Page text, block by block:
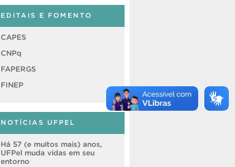
EDITAIS E FOMENTO
CAPES
CNPq
FAPERGS
FINEP
NOTÍCIAS UFPEL
Há 57 (e muitos mais) anos,
UFPel muda vidas em seu
entorno